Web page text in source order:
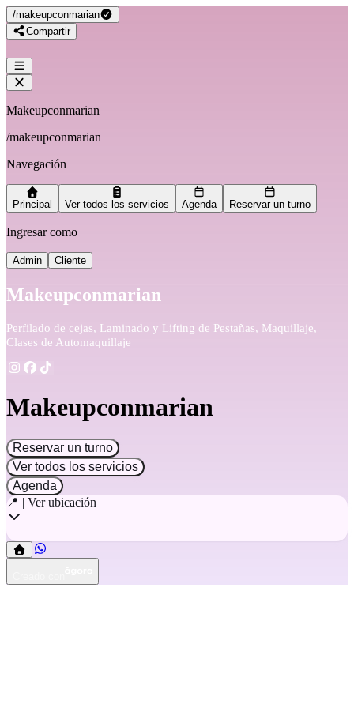
/makeupconmarian
Compartir
Makeupconmarian
/makeupconmarian
Navegación
Principal Ver todos los servicios Agenda Reservar un turno
Ingresar como
Admin Cliente
Makeupconmarian
Perfilado de cejas, Laminado y Lifting de Pestañas, Maquillaje,
Clases de Automaquillaje
Makeupconmarian
Reservar un turno
Ver todos los servicios
Agenda
📍 | Ver ubicación